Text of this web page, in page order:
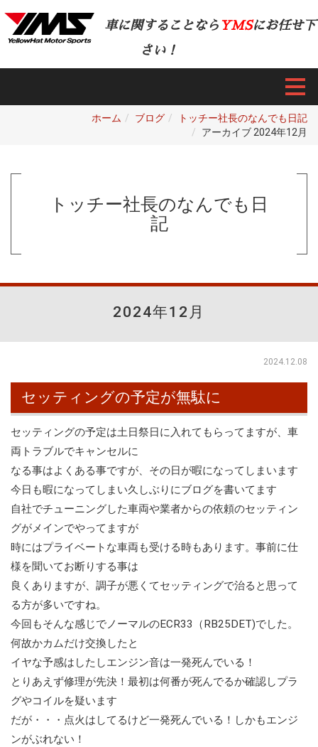
車に関することなら YMSにお任せ下
さい！
ホーム ブログ
トッチー社長のなんでも日記
アーカイブ 2024年12月
トッチー社長のなんでも日
記
2024年12月
2024.12.08
セッティングの予定が無駄に
セッティングの予定は土日祭日に入れてもらってますが、車
両トラブルでキャンセルに
なる事はよくある事ですが、その日が暇になってしまいます
今日も暇になってしまい久しぶりにブログを書いてます
自社でチューニングした車両や業者からの依頼のセッティン
グがメインでやってますが
時にはプライベートな車両も受ける時もあります。事前に仕
様を聞いてお断りする事は
良くありますが、調子が悪くてセッティングで治ると思って
る方が多いですね。
今回もそんな感じでノーマルのECR33（RB25DET)でした。
何故かカムだけ交換したと
イヤな予感はしたしエンジン音は一発死んでいる！
とりあえず修理が先決！最初は何番が死んでるか確認しプラ
グやコイルを疑います
だが・・・点火はしてるけど一発死んでいる！しかもエンジ
ンがぶれない！